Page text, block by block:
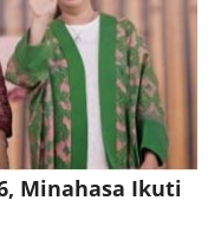
Minahasa Ikuti